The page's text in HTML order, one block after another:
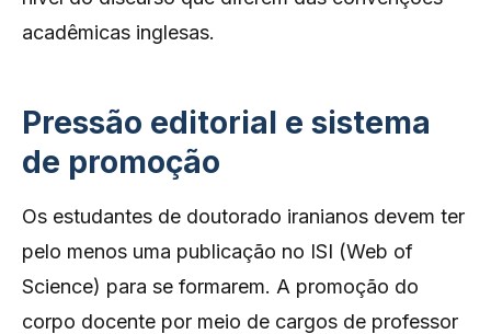
acadêmicas inglesas.
Pressão editorial e sistema
de promoção
Os estudantes de doutorado iranianos devem ter
pelo menos uma publicação no ISI (Web of
Science) para se formarem. A promoção do
corpo docente por meio de cargos de professor